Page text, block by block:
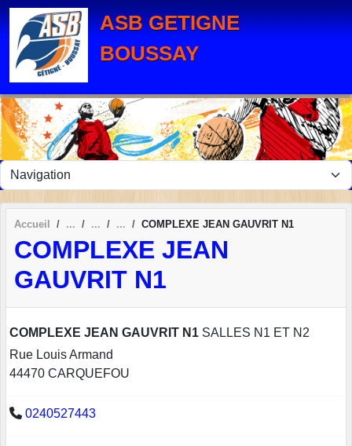
ASB GETIGNE
BOUSSAY
Accueil COMPLEXE JEAN GAUVRIT N1
COMPLEXE JEAN
GAUVRIT N1
COMPLEXE JEAN GAUVRIT N1 SALLES N1 ET N2
Rue Louis Armand
44470 CARQUEFOU
0240527443
Panneau de gestion des cookies